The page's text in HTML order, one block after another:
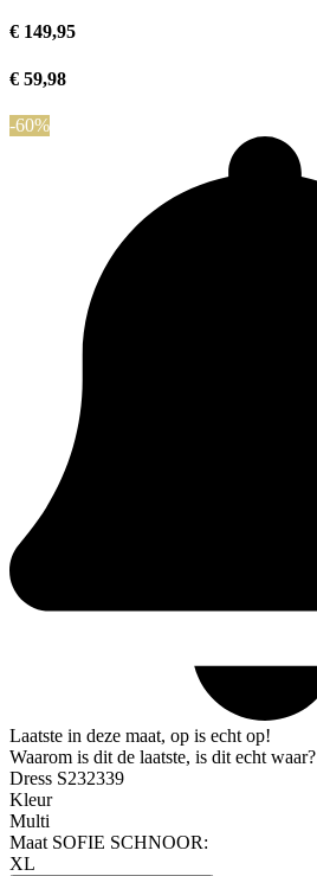
€ 149,95
€ 59,98
-60%
Laatste in deze maat, op is echt op!
Waarom is dit de laatste, is dit echt waar?
Dress S232339
Kleur
Multi
Maat SOFIE SCHNOOR:
XL